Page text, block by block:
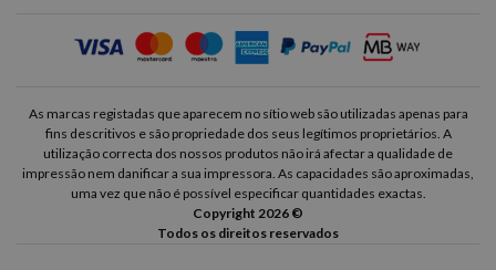
As marcas registadas que aparecem no sítio web são utilizadas apenas para
fins descritivos e são propriedade dos seus legítimos proprietários. A
utilização correcta dos nossos produtos não irá afectar a qualidade de
impressão nem danificar a sua impressora. As capacidades são aproximadas,
uma vez que não é possível especificar quantidades exactas.
Copyright 2026 ©
Todos os direitos reservados